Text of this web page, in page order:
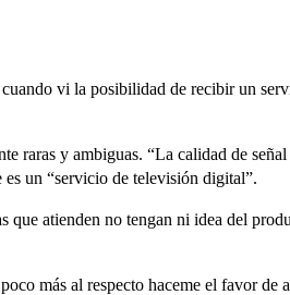
cuando vi la posibilidad de recibir un
raras y ambiguas. “La calidad de
es un “servicio de televisión digital”.
que atienden no tengan ni idea del
más al respecto haceme el favor de